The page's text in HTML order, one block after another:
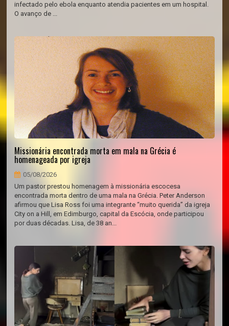
infectado pelo ebola enquanto atendia pacientes em um hospital.
O avanço de ...
Missionária encontrada morta em mala na Grécia é
homenageada por igreja
05/08/2026
Um pastor prestou homenagem à missionária escocesa
encontrada morta dentro de uma mala na Grécia. Peter Anderson
afirmou que Lisa Ross foi uma integrante “muito querida” da igreja
City on a Hill, em Edimburgo, capital da Escócia, onde participou
por duas décadas. Lisa, de 38 an...